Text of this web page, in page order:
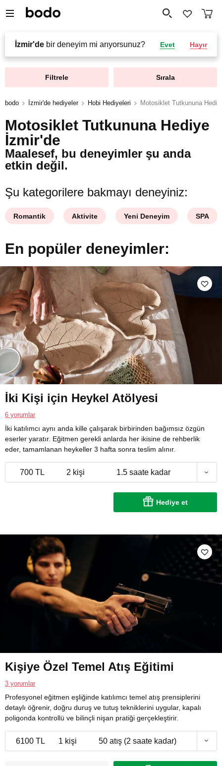
İzmir'de bir deneyim mi arıyorsunuz? Evet Hayır
Filtrele Sırala
bodo İzmir'de hediyeler Hobi Hediyeleri Motosiklet Tutkununa
Motosiklet Tutkununa Hediye
İzmir'de
Maalesef, bu deneyimler şu anda
etkin değil.
Şu kategorilere bakmayı deneyiniz:
Romantik Aktivite Yeni Deneyim SPA
En popüler deneyimler:
İki Kişi için Heykel Atölyesi
6 yorumlar
İki katılımcı aynı anda kille çalışarak birbirinden bağımsız özgün
eserler yaratır. Eğitmen gerekli anlarda her ikisine de rehberlik
eder, tamamlanan heykeller 3 hafta sonra teslim alınır.
700 TL 2 kişi 1.5 saate kadar
Hediye et
Kişiye Özel Temel Atış Eğitimi
3 yorumlar
Profesyonel eğitmen eşliğinde katılımcı temel atış prensiplerini
detaylı öğrenir, doğru duruş ve tutuş tekniklerini uygular, kapalı
poligonda kontrollü ve bilinçli nişan pratiği gerçekleştirir.
6100 TL 1 kişi 50 atış (2 saate kadar)